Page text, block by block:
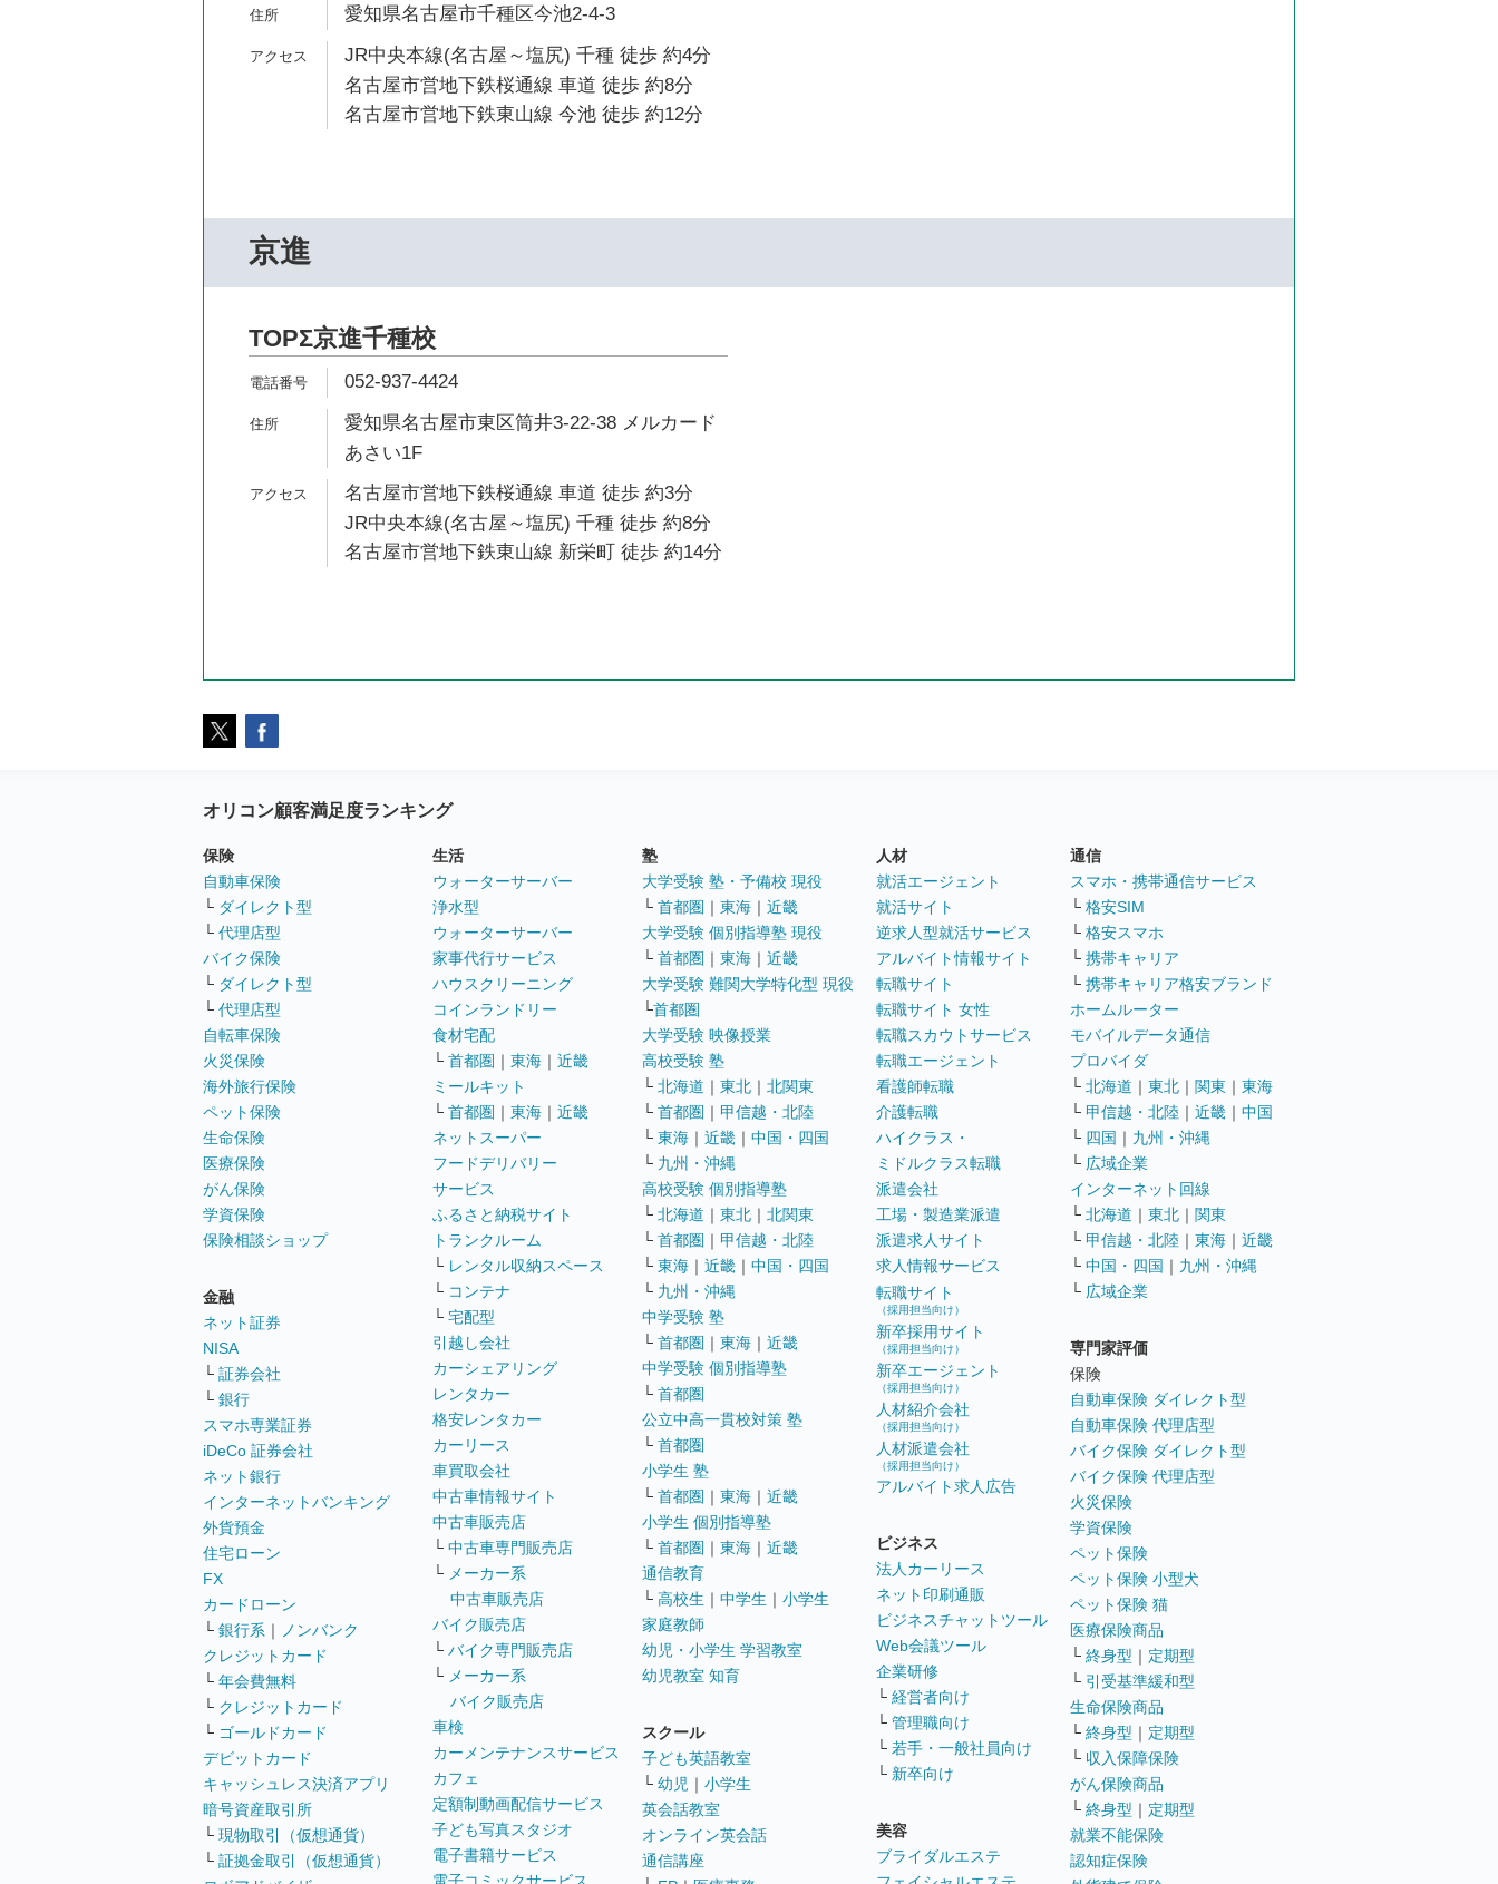
愛知県名古屋市千種区今池2-4-3
JR中央本線(名古屋～塩尻) 千種 徒歩 約4分
名古屋市営地下鉄桜通線 車道 徒歩 約8分
名古屋市営地下鉄東山線 今池 徒歩 約12分
京進
TOPΣ京進千種校
052-937-4424
愛知県名古屋市東区筒井3-22-38 メルカード
あさい1F
名古屋市営地下鉄桜通線 車道 徒歩 約3分
JR中央本線(名古屋～塩尻) 千種 徒歩 約8分
名古屋市営地下鉄東山線 新栄町 徒歩 約14分
オリコン顧客満足度ランキング
保険
自動車保険
└ ダイレクト型
└ 代理店型
バイク保険
└ ダイレクト型
└ 代理店型
自転車保険
火災保険
海外旅行保険
ペット保険
生命保険
医療保険
がん保険
学資保険
保険相談ショップ
金融
ネット証券
NISA
└ 証券会社
└ 銀行
スマホ専業証券
iDeCo 証券会社
ネット銀行
インターネットバンキング
外貨預金
住宅ローン
FX
カードローン
└ 銀行系 ｜
ノンバンク
クレジットカード
└ 年会費無料
└ クレジットカード
└ ゴールドカード
デビットカード
キャッシュレス決済アプリ
暗号資産取引所
└ 現物取引（仮想通貨）
└ 証拠金取引（仮想通貨）
生活
ウォーターサーバー
浄水型
ウォーターサーバー
家事代行サービス
ハウスクリーニング
コインランドリー
食材宅配
└ 首都圏 ｜ 東海 ｜ 近畿
ミールキット
└ 首都圏 ｜ 東海 ｜ 近畿
ネットスーパー
フードデリバリー
サービス
ふるさと納税サイト
トランクルーム
└ レンタル収納スペース
└ コンテナ
└ 宅配型
引越し会社
カーシェアリング
レンタカー
格安レンタカー
カーリース
車買取会社
中古車情報サイト
中古車販売店
└ 中古車専門販売店
└ メーカー系
中古車販売店
バイク販売店
└ バイク専門販売店
└ メーカー系
バイク販売店
車検
カーメンテナンスサービス
カフェ
定額制動画配信サービス
子ども写真スタジオ
電子書籍サービス
塾
大学受験 塾・予備校 現役
└ 首都圏 ｜ 東海 ｜ 近畿
大学受験 個別指導塾 現役
└ 首都圏 ｜ 東海 ｜ 近畿
大学受験 難関大学特化型 現役
└首都圏
大学受験 映像授業
高校受験 塾
└ 北海道 ｜ 東北 ｜ 北関東
└ 首都圏 ｜ 甲信越・北陸
└ 東海 ｜ 近畿 ｜ 中国・四国
└ 九州・沖縄
高校受験 個別指導塾
└ 北海道 ｜ 東北 ｜ 北関東
└ 首都圏 ｜ 甲信越・北陸
└ 東海 ｜ 近畿 ｜ 中国・四国
└ 九州・沖縄
中学受験 塾
└ 首都圏 ｜ 東海 ｜ 近畿
中学受験 個別指導塾
└ 首都圏
公立中高一貫校対策 塾
└ 首都圏
小学生 塾
└ 首都圏 ｜ 東海 ｜ 近畿
小学生 個別指導塾
└ 首都圏 ｜ 東海 ｜ 近畿
通信教育
└ 高校生 ｜ 中学生 ｜ 小学生
家庭教師
幼児・小学生 学習教室
幼児教室 知育
スクール
子ども英語教室
└ 幼児 ｜ 小学生
英会話教室
オンライン英会話
通信講座
人材
就活エージェント
就活サイト
逆求人型就活サービス
アルバイト情報サイト
転職サイト
転職サイト 女性
転職スカウトサービス
転職エージェント
看護師転職
介護転職
ハイクラス・
ミドルクラス転職
派遣会社
工場・製造業派遣
派遣求人サイト
求人情報サービス
転職サイト
（採用担当向け）
新卒採用サイト
（採用担当向け）
新卒エージェント
（採用担当向け）
人材紹介会社
（採用担当向け）
人材派遣会社
（採用担当向け）
アルバイト求人広告
ビジネス
法人カーリース
ネット印刷通販
ビジネスチャットツール
Web会議ツール
企業研修
└ 経営者向け
└ 管理職向け
└ 若手・一般社員向け
└ 新卒向け
美容
ブライダルエステ
通信
スマホ・携帯通信サービス
└ 格安SIM
└ 格安スマホ
└ 携帯キャリア
└ 携帯キャリア格安ブランド
ホームルーター
モバイルデータ通信
プロバイダ
└ 北海道 ｜ 東北 ｜ 関東 ｜ 東海
└ 甲信越・北陸 ｜ 近畿 ｜ 中国
└ 四国 ｜ 九州・沖縄
└ 広域企業
インターネット回線
└ 北海道 ｜ 東北 ｜ 関東
└ 甲信越・北陸 ｜ 東海 ｜ 近畿
└ 中国・四国 ｜ 九州・沖縄
└ 広域企業
専門家評価
保険
自動車保険 ダイレクト型
自動車保険 代理店型
バイク保険 ダイレクト型
バイク保険 代理店型
火災保険
学資保険
ペット保険
ペット保険 小型犬
ペット保険 猫
医療保険商品
└ 終身型 ｜ 定期型
└ 引受基準緩和型
生命保険商品
└ 終身型 ｜ 定期型
└ 収入保障保険
がん保険商品
└ 終身型 ｜ 定期型
就業不能保険
認知症保険